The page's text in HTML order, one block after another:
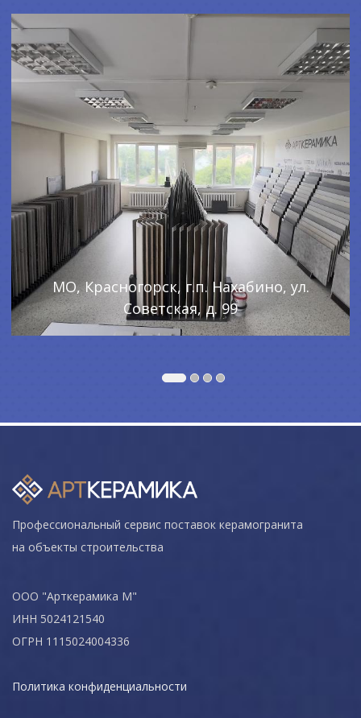
МО, Красногорск, г.п. Нахабино, ул.
Советская, д. 99
Профессиональный сервис поставок керамогранита
на объекты строительства
ООО "Арткерамика М"
ИНН 5024121540
ОГРН 1115024004336
Политика конфиденциальности